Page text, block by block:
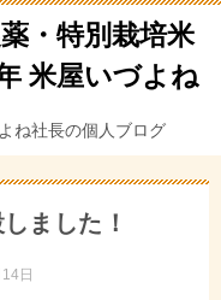
・特別栽培米
米屋いづよね
ね社長の個人ブログ
ました！
日